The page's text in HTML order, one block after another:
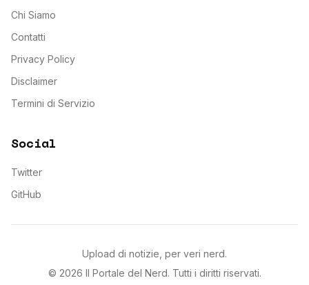
Chi Siamo
Contatti
Privacy Policy
Disclaimer
Termini di Servizio
Social
Twitter
GitHub
Upload di notizie, per veri nerd.
© 2026 Il Portale del Nerd. Tutti i diritti riservati.